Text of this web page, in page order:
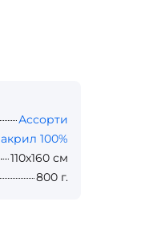
Ассорти
акрил 100%
110х160 см
800 г.